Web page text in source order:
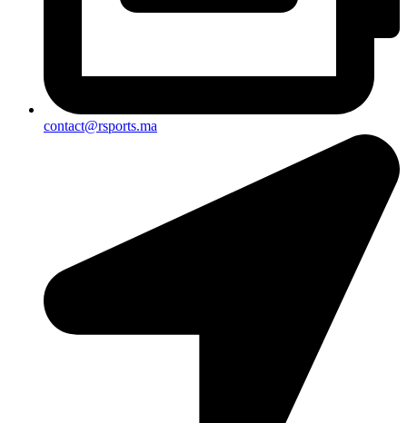
contact@rsports.ma